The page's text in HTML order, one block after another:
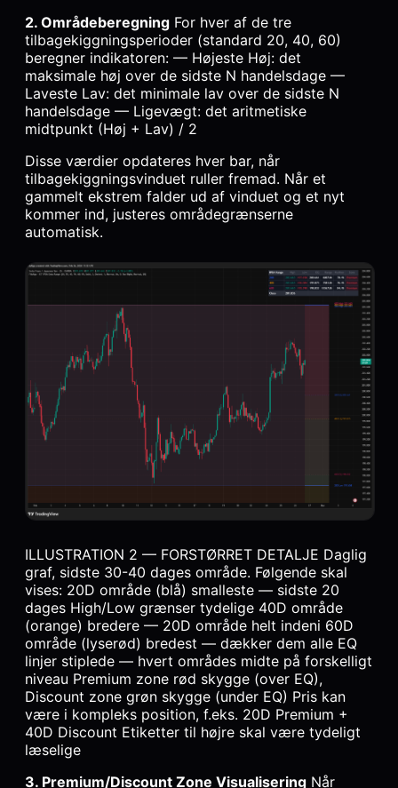
2. Områdeberegning For hver af de tre
tilbagekiggningsperioder (standard 20, 40, 60)
beregner indikatoren: — Højeste Høj: det
maksimale høj over de sidste N handelsdage —
Laveste Lav: det minimale lav over de sidste N
handelsdage — Ligevægt: det aritmetiske
midtpunkt (Høj + Lav) / 2
Disse værdier opdateres hver bar, når
tilbagekiggningsvinduet ruller fremad. Når et
gammelt ekstrem falder ud af vinduet og et nyt
kommer ind, justeres områdegrænserne
automatisk.
ILLUSTRATION 2 — FORSTØRRET DETALJE Daglig
graf, sidste 30-40 dages område. Følgende skal
vises: 20D område (blå) smalleste — sidste 20
dages High/Low grænser tydelige 40D område
(orange) bredere — 20D område helt indeni 60D
område (lyserød) bredest — dækker dem alle EQ
linjer stiplede — hvert områdes midte på forskelligt
niveau Premium zone rød skygge (over EQ),
Discount zone grøn skygge (under EQ) Pris kan
være i kompleks position, f.eks. 20D Premium +
40D Discount Etiketter til højre skal være tydeligt
læselige
3. Premium/Discount Zone Visualisering Når